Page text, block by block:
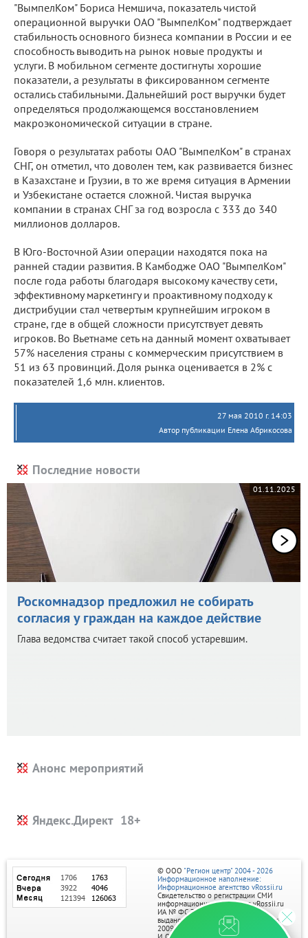
"ВымпелКом" Бориса Немшича, показатель чистой
операционной выручки ОАО "ВымпелКом" подтверждает
стабильность основного бизнеса компании в России и ее
способность выводить на рынок новые продукты и
услуги. В мобильном сегменте достигнуты хорошие
показатели, а результаты в фиксированном сегменте
остались стабильными. Дальнейший рост выручки будет
определяться продолжающемся восстановлением
макроэкономической ситуации в стране.
Говоря о результатах работы ОАО "ВымпелКом" в странах
СНГ, он отметил, что доволен тем, как развивается бизнес
в Казахстане и Грузии, в то же время ситуация в Армении
и Узбекистане остается сложной. Чистая выручка
компании в странах СНГ за год возросла с 333 до 340
миллионов долларов.
В Юго-Восточной Азии операции находятся пока на
ранней стадии развития. В Камбодже ОАО "ВымпелКом"
после года работы благодаря высокому качеству сети,
эффективному маркетингу и проактивному подходу к
дистрибуции стал четвертым крупнейшим игроком в
стране, где в общей сложности присутствует девять
игроков. Во Вьетнаме сеть на данный момент охватывает
57% населения страны с коммерческим присутствием в
51 из 63 провинций. Доля рынка оценивается в 2% с
показателей 1,6 млн. клиентов.
27 мая 2010 г. 14:03
Автор публикации Елена Абрикосова
Последние новости
01.11.2025
Роскомнадзор предложил не собирать
согласия у граждан на каждое действие
Глава ведомства считает такой способ устаревшим.
Анонс мероприятий
Яндекс.Директ
© ООО "Регион центр" 2004 - 2026
Информационное наполнение:
Информационное агентство vRossii.ru
Свидетельство о регистрации СМИ
информационного агентства vRossii.ru
ИА № ФС 77‑35502
выдано РОСКОМНАДЗОРом 04 марта
2009г.